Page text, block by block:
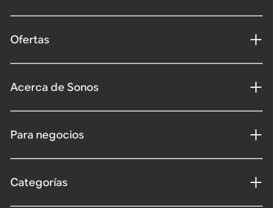
Ofertas
Acerca de Sonos
Para negocios
Categorías